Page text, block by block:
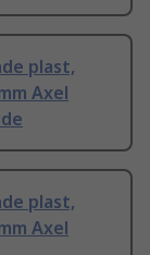
plast,
Axel
plast,
Axel